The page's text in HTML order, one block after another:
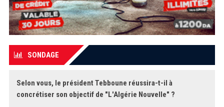
SONDAGE
Selon vous, le président Tebboune réussira-t-il à
concrétiser son objectif de "L'Algérie Nouvelle" ?